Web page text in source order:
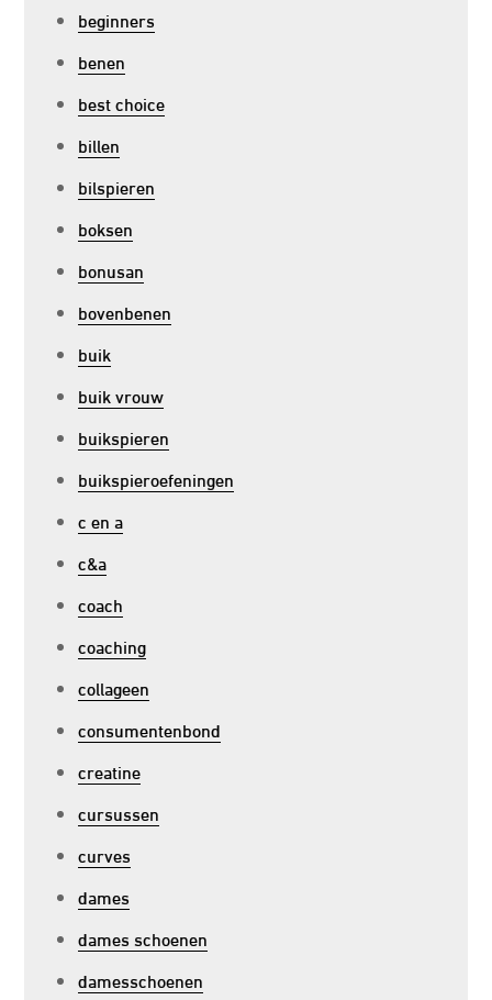
beginners
benen
best choice
billen
bilspieren
boksen
bonusan
bovenbenen
buik
buik vrouw
buikspieren
buikspieroefeningen
c en a
c&a
coach
coaching
collageen
consumentenbond
creatine
cursussen
curves
dames
dames schoenen
damesschoenen